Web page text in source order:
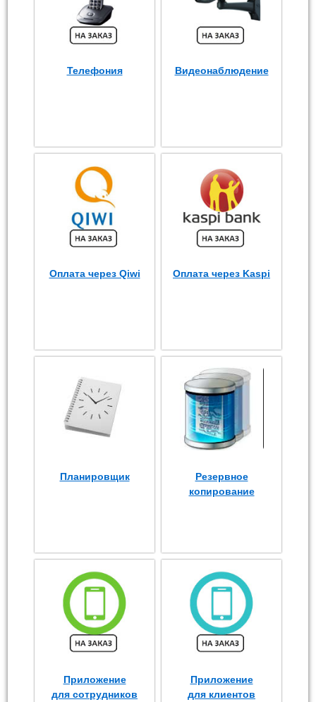
Телефония Видеонаблюдение
Оплата через Qiwi Оплата через Kaspi
Планировщик
Резервное
копирование
Приложение
для сотрудников
Приложение
для клиентов